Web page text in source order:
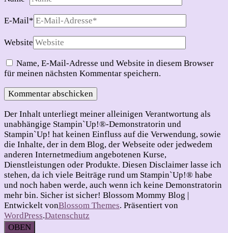
E-Mail*
Website
Name, E-Mail-Adresse und Website in diesem Browser
für meinen nächsten Kommentar speichern.
Der Inhalt unterliegt meiner alleinigen Verantwortung als
unabhängige Stampin`Up!®-Demonstratorin und
Stampin`Up! hat keinen Einfluss auf die Verwendung, sowie
die Inhalte, der in dem Blog, der Webseite oder jedwedem
anderen Internetmedium angebotenen Kurse,
Dienstleistungen oder Produkte. Diesen Disclaimer lasse ich
stehen, da ich viele Beiträge rund um Stampin`Up!® habe
und noch haben werde, auch wenn ich keine Demonstratorin
mehr bin. Sicher ist sicher! Blossom Mommy Blog |
Entwickelt vonBlossom Themes. Präsentiert von
WordPress.Datenschutz
OBEN